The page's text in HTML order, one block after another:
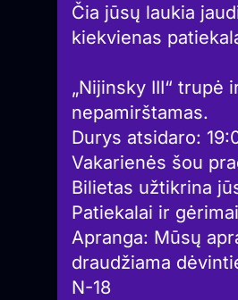
Čia jūsų laukia
kiekvienas
„Nijinsky III“ trupė
nepamirštamas.
Durys atsidaro:
Vakarienės šou
Bilietas užtikrina
Patiekalai ir
Apranga: Mūsų
draudžiama
N-18